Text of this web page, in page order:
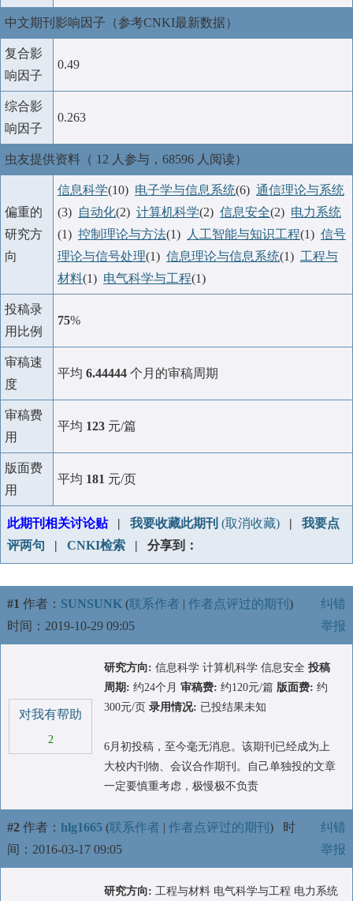
中文期刊影响因子（参考CNKI最新数据）
复合影
响因子
0.49
综合影
响因子
0.263
虫友提供资料（ 12 人参与，68596 人阅读）
偏重的
研究方
向
信息科学(10) 电子学与信息系统(6) 通信理论与系统
(3) 自动化(2) 计算机科学(2) 信息安全(2) 电力系统
(1) 控制理论与方法(1) 人工智能与知识工程(1) 信号
理论与信号处理(1) 信息理论与信息系统(1) 工程与
材料(1) 电气科学与工程(1)
投稿录
用比例
75%
审稿速
度
平均 6.44444 个月的审稿周期
审稿费
用
平均 123 元/篇
版面费
用
平均 181 元/页
此期刊相关讨论贴| 我要收藏此期刊 (取消收藏) | 我要点
评两句 | CNKI检索 | 分享到：
#1 作者： SUNSUNK (联系作者 | 作者点评过的期刊 )
时间：2019-10-29 09:05
纠错
举报
对我有帮助
2
研究方向: 信息科学 计算机科学 信息安全 投稿
周期: 约24个月 审稿费: 约120元/篇 版面费: 约
300元/页 录用情况: 已投结果未知
6月初投稿，至今毫无消息。该期刊已经成为上
大校内刊物、会议合作期刊。自己单独投的文章
一定要慎重考虑，极慢极不负责
#2 作者： hlg1665 (联系作者 | 作者点评过的期刊 ) 时
间：2016-03-17 09:05
纠错
举报
研究方向: 工程与材料 电气科学与工程 电力系统